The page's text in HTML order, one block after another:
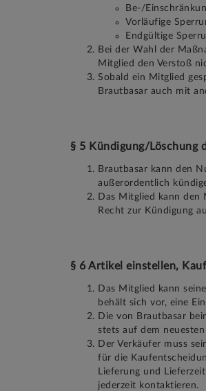
Be-/
Vorläufige
Endgültige
Bei der Wahl der
Mitglied den Verstoß
Sobald ein Mitglied
Brautbasar auch mit
§ 5 Kündigung/Löschung
Brautbasar kann den
außerordentlich
Das Mitglied kann den
Recht zur Kündigung
§ 6 Artikel einstellen,
Das Mitglied kann
behält sich vor, eine
Die von Brautbasar
stets auf dem
Der Verkäufer muss
für die
Lieferung und
jederzeit kontaktieren.